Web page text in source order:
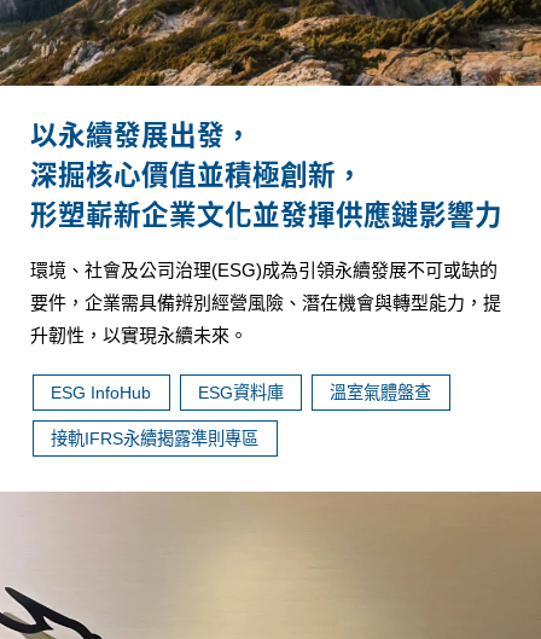
以永續發展出發，
深掘核心價值並積極創新，
形塑嶄新企業文化並發揮供應鏈影響力
環境、社會及公司治理(ESG)成為引領永續發展不可或缺的
要件，企業需具備辨別經營風險、潛在機會與轉型能力，提
升韌性，以實現永續未來。
ESG InfoHub ESG資料庫 溫室氣體盤查
接軌IFRS永續揭露準則專區